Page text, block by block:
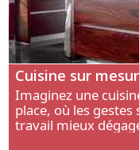
Cuisine sur
Imaginez une
place, où les
travail mieux
aménagement